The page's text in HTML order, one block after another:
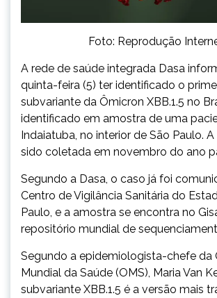
Foto: Reprodução
A rede de saúde integrada Dasa
quinta-feira (5) ter identificado o
subvariante da Ômicron XBB.1.5 no
identificado em amostra de uma
Indaiatuba, no interior de São Paulo.
sido coletada em novembro do ano
Segundo a Dasa, o caso já foi
Centro de Vigilância Sanitária do
Paulo, e a amostra se encontra no
repositório mundial de
Segundo a epidemiologista-chefe da
Mundial da Saúde (OMS), Maria Van
subvariante XBB.1.5 é a versão mais